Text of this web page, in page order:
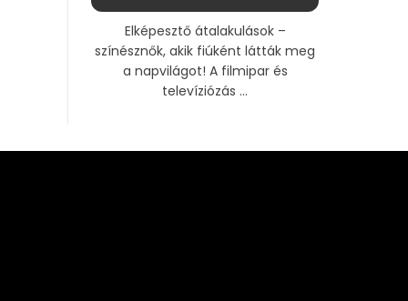
Elképesztő átalakulások –
színésznők, akik fiúként látták meg
a napvilágot! A filmipar és
televíziózás ...